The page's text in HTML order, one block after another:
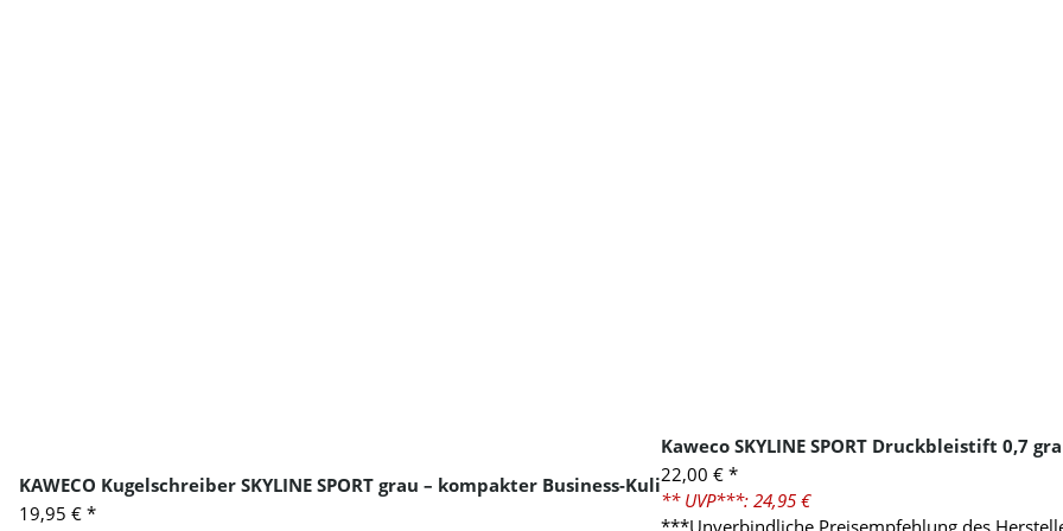
KAWECO Kugelschreiber SKYLINE SPORT grau – kompakter Business-Kuli
19,95 € *
Kaweco SKYLINE SPORT Druckbleistift 0,7
22,00 € *
** UVP***: 24,95 €
***Unverbindliche Preisempfehlung des